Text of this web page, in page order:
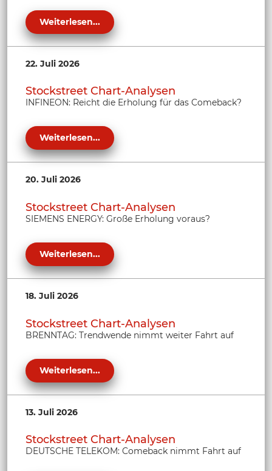
Weiterlesen...
22. Juli 2026
Stockstreet Chart-Analysen
INFINEON: Reicht die Erholung für das Comeback?
Weiterlesen...
20. Juli 2026
Stockstreet Chart-Analysen
SIEMENS ENERGY: Große Erholung voraus?
Weiterlesen...
18. Juli 2026
Stockstreet Chart-Analysen
BRENNTAG: Trendwende nimmt weiter Fahrt auf
Weiterlesen...
13. Juli 2026
Stockstreet Chart-Analysen
DEUTSCHE TELEKOM: Comeback nimmt Fahrt auf